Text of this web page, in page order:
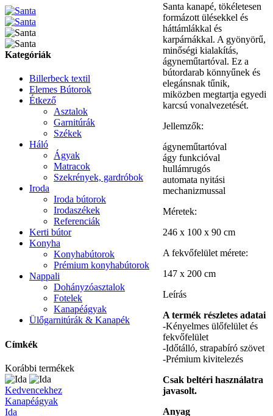
Santa kanapé, tökéletesen
formázott ülésekkel és
háttámlákkal és
karpárnákkal. A gyönyörű,
minőségi kialakítás,
ágyneműtartóval. Ez a
bútordarab könnyűnek és
elegánsnak tűnik,
miközben megtartja egyedi
karcsú vonalvezetését.
Jellemzők:
ágyneműtartóval
ágy funkcióval
hullámrugós
automata nyitási
mechanizmussal
Méretek:
246 x 100 x 90 cm
A fekvőfelület mérete:
147 x 200 cm
Leírás
A termék részletes adatai
-Kényelmes ülőfelület és
fekvőfelület
-Időtálló, strapabíró szövet
-Prémium kivitelezés
Csak beltéri használatra
javasolt.
Anyag
Kategóriák
Billerbeck textil
Elemes Bútorok
Étkező
Asztalok
Garnitúrák
Székek
Háló
Ágyak
Matracok
Szekrények, gardróbok
Iroda
Iroda bútorok
Irodaszékek
Referenciák
Kerti bútor
Konyha
Konyhabútorok
Prémium konyhabútorok
Nappali
Dohányzóasztalok
Fotelek
Kanapéágyak
Ülőgarnitúrák & Kanapék
Címkék
Korábbi termékek
Ida
Kedvencekhez
Kanapéágyak
Ida